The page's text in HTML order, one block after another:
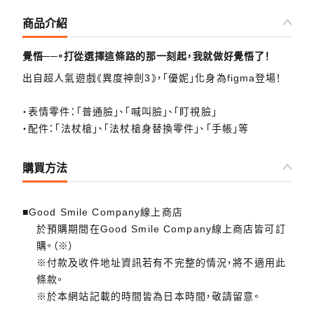
商品介紹
覺悟──。打從選擇這條路的那一刻起，我就做好覺悟了！
出自超人氣遊戲《異度神劍3》，「優妮」化身為figma登場！
・表情零件：「普通臉」、「喊叫臉」、「盯視臉」
・配件：「法杖槍」、「法杖槍身替換零件」、「手帳」等
購買方法
■Good Smile Company線上商店
於預購期間在Good Smile Company線上商店皆可訂
購。（※）
※付款及收件地址資訊若有不完整的情況，將不適用此
條款。
※於本網站記載的時間皆為日本時間，敬請留意。